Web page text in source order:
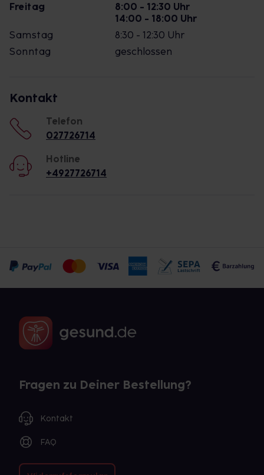
Freitag
8:00 - 12:30 Uhr
14:00 - 18:00 Uhr
Samstag
8:30 - 12:30 Uhr
Sonntag
geschlossen
Kontakt
Telefon
027726714
Hotline
+4927726714
Fragen zu Deiner Bestellung?
Kontakt
FAQ